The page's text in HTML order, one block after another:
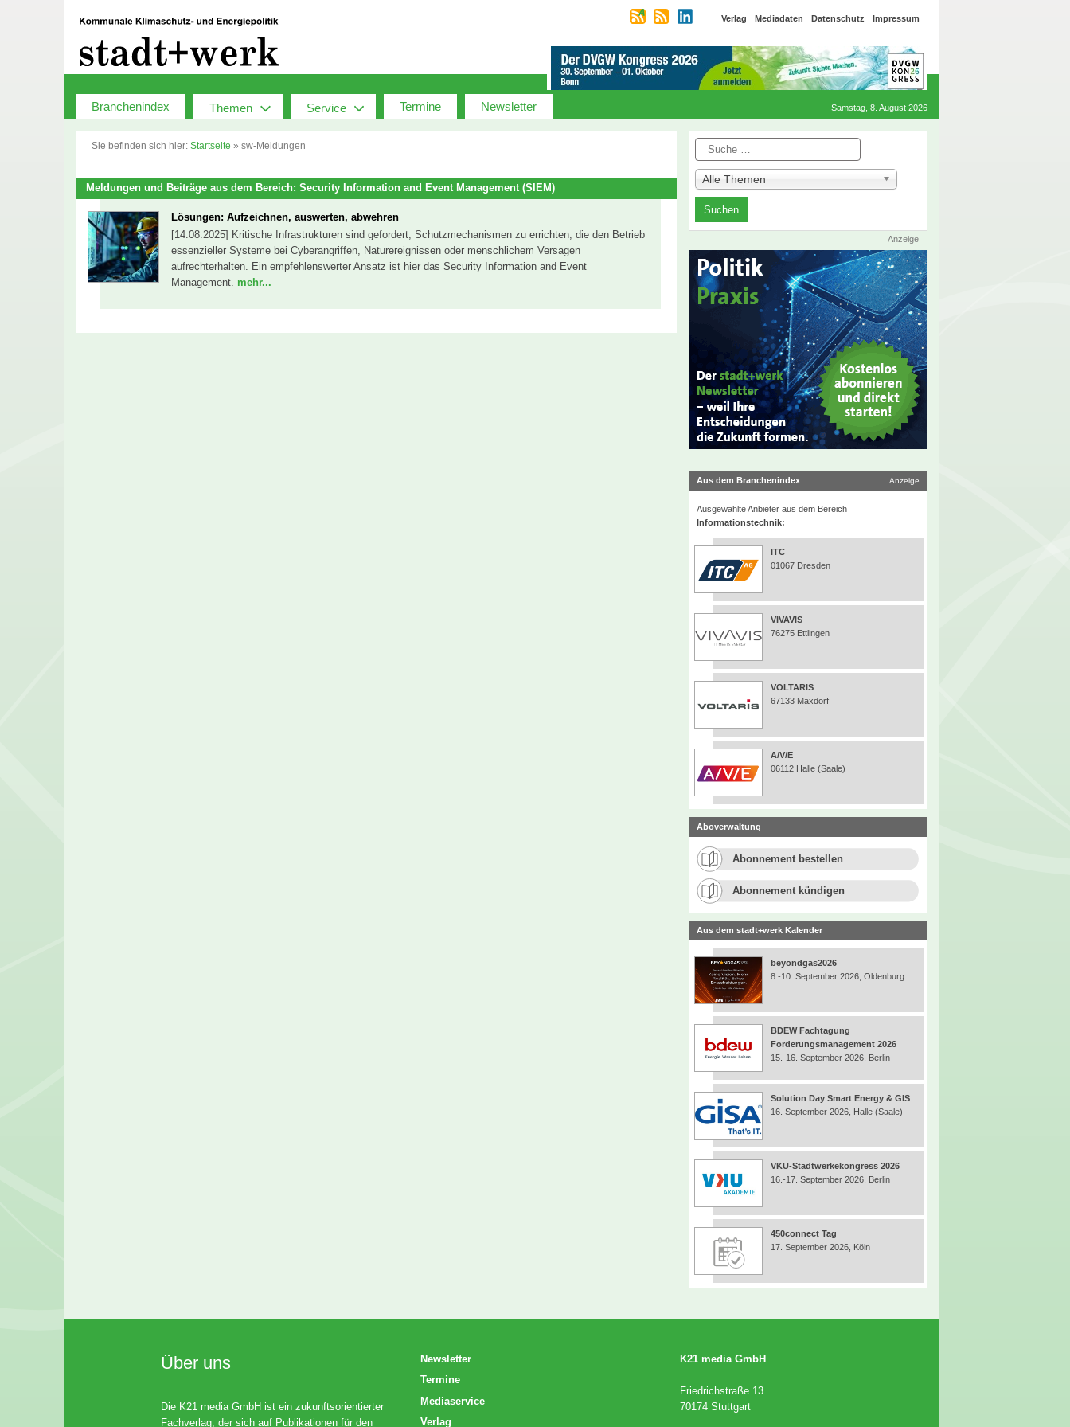
Verlag Mediadaten Datenschutz Impressum
Branchenindex Themen Service Termine Newsletter Samstag, 8. August 2026
Sie befinden sich hier: Startseite » sw-Meldungen
Meldungen und Beiträge aus dem Bereich: Security Information and Event Management (SIEM)
Lösungen: Aufzeichnen, auswerten, abwehren
[14.08.2025] Kritische Infrastrukturen sind gefordert, Schutzmechanismen zu errichten, die den Betrieb
essenzieller Systeme bei Cyberangriffen, Naturereignissen oder menschlichem Versagen
aufrechterhalten. Ein empfehlenswerter Ansatz ist hier das Security Information and Event
Management. mehr...
Suche
Alle Themen
Anzeige
Aus dem Branchenindex Anzeige
Ausgewählte Anbieter aus dem Bereich
Informationstechnik:
ITC
01067 Dresden
VIVAVIS
76275 Ettlingen
VOLTARIS
67133 Maxdorf
A/V/E
06112 Halle (Saale)
Aboverwaltung
Abonnement bestellen
Abonnement kündigen
Aus dem stadt+werk Kalender
beyondgas2026
8.-10. September 2026, Oldenburg
BDEW Fachtagung
Forderungsmanagement 2026
15.-16. September 2026, Berlin
Solution Day Smart Energy & GIS
16. September 2026, Halle (Saale)
VKU-Stadtwerkekongress 2026
16.-17. September 2026, Berlin
450connect Tag
17. September 2026, Köln
Über uns
Die K21 media GmbH ist ein zukunftsorientierter
Fachverlag, der sich auf Publikationen für den
Newsletter
Termine
Mediaservice
Verlag
K21 media GmbH
Friedrichstraße 13
70174 Stuttgart